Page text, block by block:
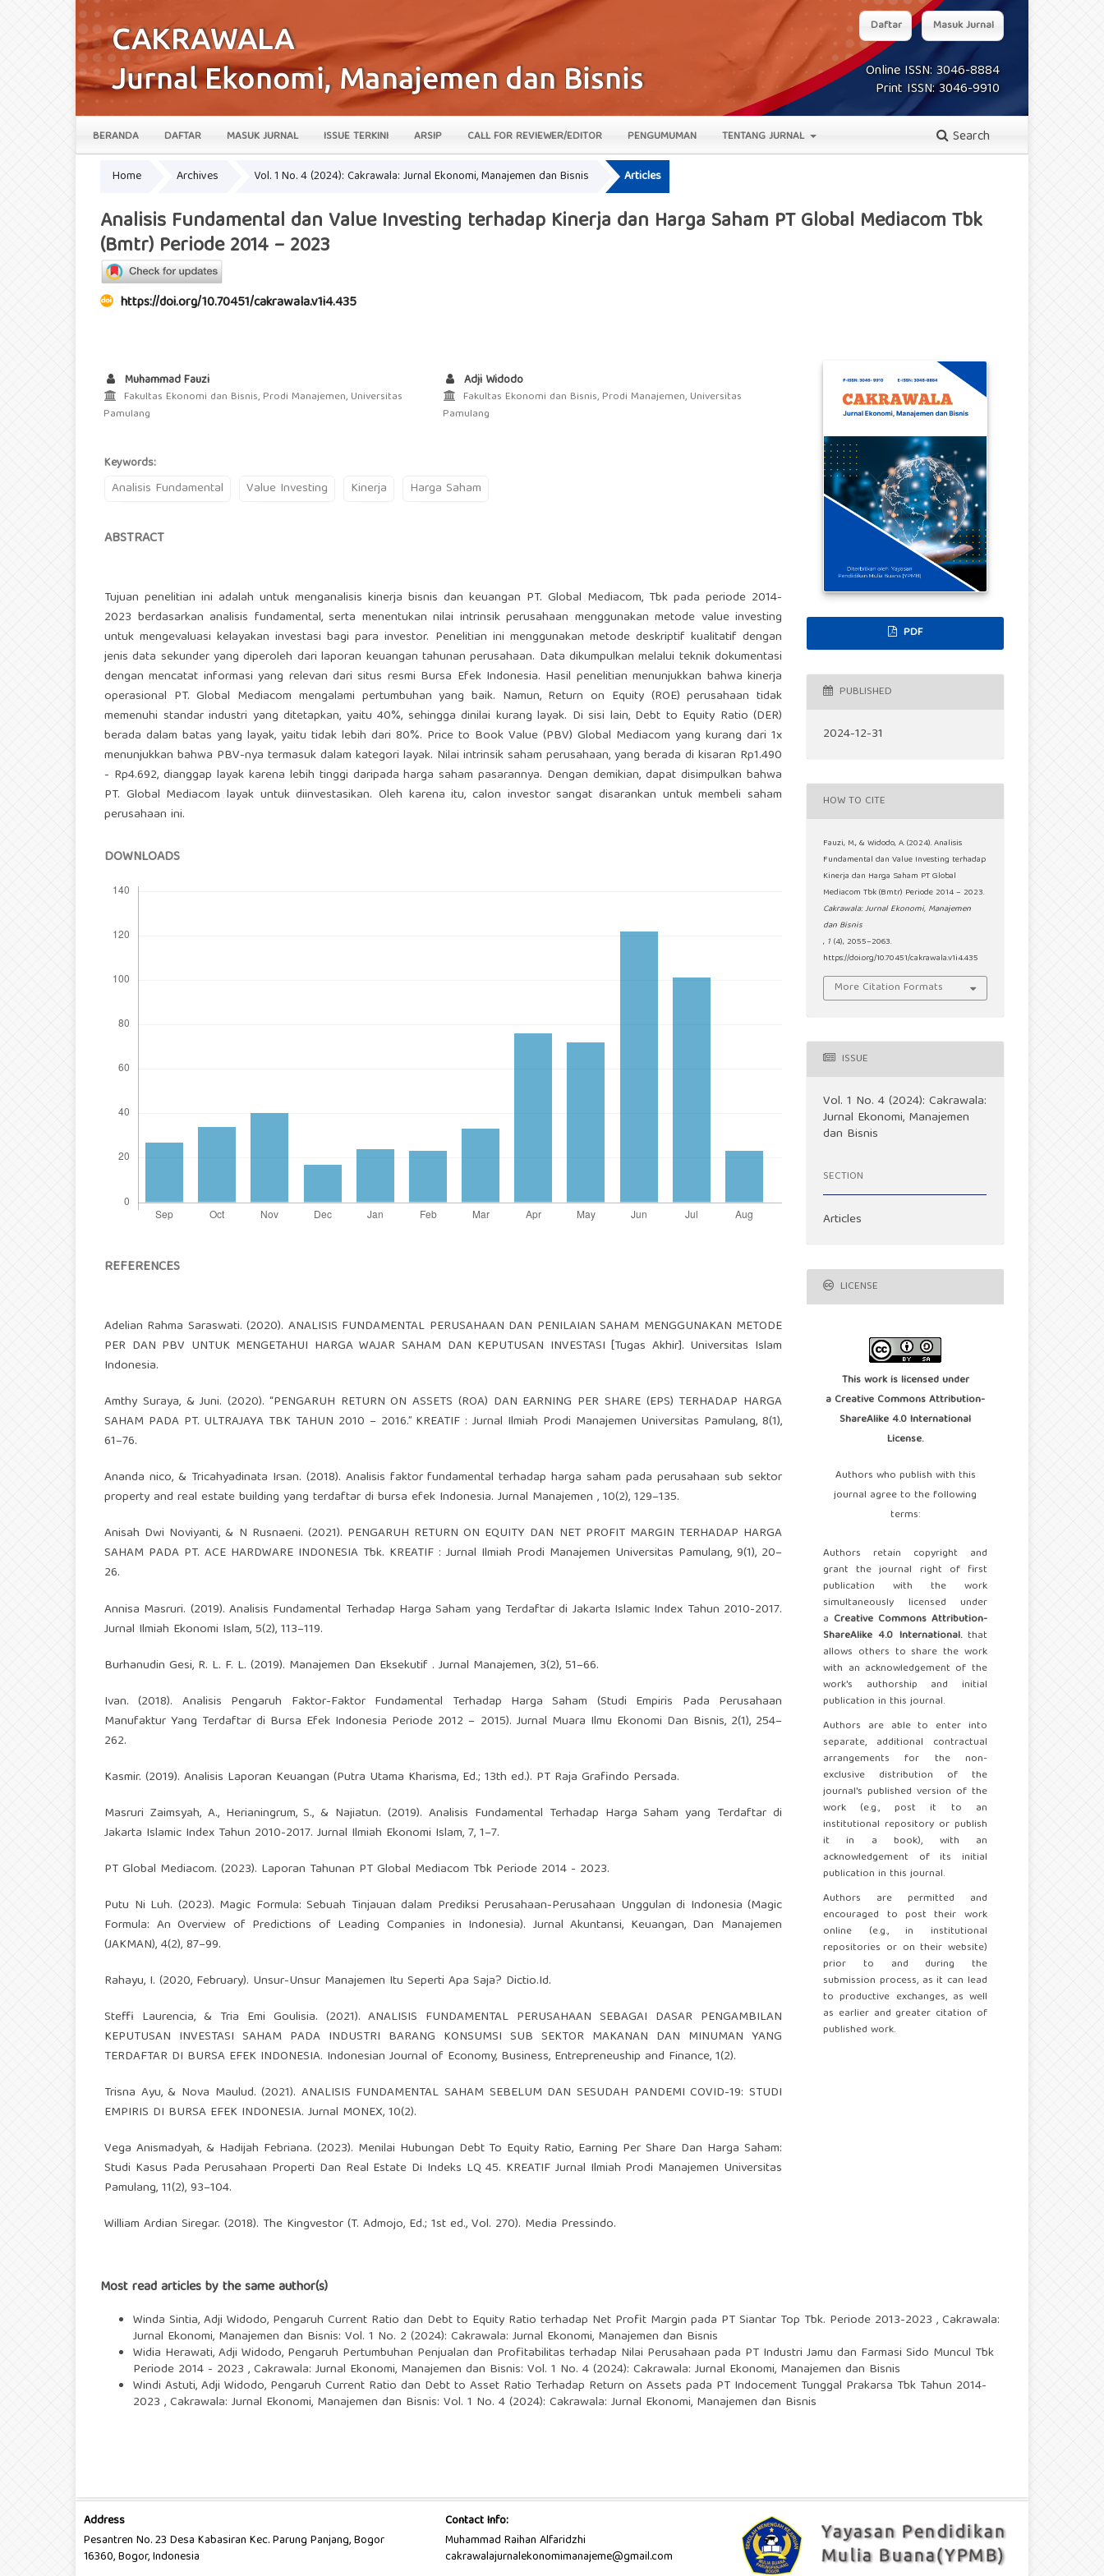
Online ISSN: 3046-8884
Print ISSN: 3046-9910
BERANDA DAFTAR MASUK JURNAL ISSUE TERKINI ARSIP CALL FOR REVIEWER/EDITOR PENGUMUMAN TENTANG JURNAL Search
Daftar Masuk Jurnal
Home Archives Vol. 1 No. 4 (2024): Cakrawala: Jurnal Ekonomi, Manajemen dan Bisnis Articles
Analisis Fundamental dan Value Investing terhadap Kinerja dan Harga Saham PT Global Mediacom Tbk
(Bmtr) Periode 2014 – 2023
https://doi.org/10.70451/cakrawala.v1i4.435
Muhammad Fauzi
Fakultas Ekonomi dan Bisnis, Prodi Manajemen, Universitas
Pamulang
Adji Widodo
Fakultas Ekonomi dan Bisnis, Prodi Manajemen, Universitas
Pamulang
Keywords:
Analisis Fundamental Value Investing Kinerja Harga Saham
ABSTRACT
Tujuan penelitian ini adalah untuk menganalisis kinerja bisnis dan keuangan PT. Global Mediacom, Tbk pada periode 2014-
2023 berdasarkan analisis fundamental, serta menentukan nilai intrinsik perusahaan menggunakan metode value investing
untuk mengevaluasi kelayakan investasi bagi para investor. Penelitian ini menggunakan metode deskriptif kualitatif dengan
jenis data sekunder yang diperoleh dari laporan keuangan tahunan perusahaan. Data dikumpulkan melalui teknik dokumentasi
dengan mencatat informasi yang relevan dari situs resmi Bursa Efek Indonesia. Hasil penelitian menunjukkan bahwa kinerja
operasional PT. Global Mediacom mengalami pertumbuhan yang baik. Namun, Return on Equity (ROE) perusahaan tidak
memenuhi standar industri yang ditetapkan, yaitu 40%, sehingga dinilai kurang layak. Di sisi lain, Debt to Equity Ratio (DER)
berada dalam batas yang layak, yaitu tidak lebih dari 80%. Price to Book Value (PBV) Global Mediacom yang kurang dari 1x
menunjukkan bahwa PBV-nya termasuk dalam kategori layak. Nilai intrinsik saham perusahaan, yang berada di kisaran Rp1.490
- Rp4.692, dianggap layak karena lebih tinggi daripada harga saham pasarannya. Dengan demikian, dapat disimpulkan bahwa
PT. Global Mediacom layak untuk diinvestasikan. Oleh karena itu, calon investor sangat disarankan untuk membeli saham
perusahaan ini.
DOWNLOADS
REFERENCES
Adelian Rahma Saraswati. (2020). ANALISIS FUNDAMENTAL PERUSAHAAN DAN PENILAIAN SAHAM MENGGUNAKAN METODE
PER DAN PBV UNTUK MENGETAHUI HARGA WAJAR SAHAM DAN KEPUTUSAN INVESTASI [Tugas Akhir]. Universitas Islam
Indonesia.
Amthy Suraya, & Juni. (2020). “PENGARUH RETURN ON ASSETS (ROA) DAN EARNING PER SHARE (EPS) TERHADAP HARGA
SAHAM PADA PT. ULTRAJAYA TBK TAHUN 2010 – 2016.” KREATIF : Jurnal Ilmiah Prodi Manajemen Universitas Pamulang, 8(1),
61–76.
Ananda nico, & Tricahyadinata Irsan. (2018). Analisis faktor fundamental terhadap harga saham pada perusahaan sub sektor
property and real estate building yang terdaftar di bursa efek Indonesia. Jurnal Manajemen , 10(2), 129–135.
Anisah Dwi Noviyanti, & N Rusnaeni. (2021). PENGARUH RETURN ON EQUITY DAN NET PROFIT MARGIN TERHADAP HARGA
SAHAM PADA PT. ACE HARDWARE INDONESIA Tbk. KREATIF : Jurnal Ilmiah Prodi Manajemen Universitas Pamulang, 9(1), 20–
26.
Annisa Masruri. (2019). Analisis Fundamental Terhadap Harga Saham yang Terdaftar di Jakarta Islamic Index Tahun 2010-2017.
Jurnal Ilmiah Ekonomi Islam, 5(2), 113–119.
Burhanudin Gesi, R. L. F. L. (2019). Manajemen Dan Eksekutif . Jurnal Manajemen, 3(2), 51–66.
Ivan. (2018). Analisis Pengaruh Faktor-Faktor Fundamental Terhadap Harga Saham (Studi Empiris Pada Perusahaan
Manufaktur Yang Terdaftar di Bursa Efek Indonesia Periode 2012 – 2015). Jurnal Muara Ilmu Ekonomi Dan Bisnis, 2(1), 254–
262.
Kasmir. (2019). Analisis Laporan Keuangan (Putra Utama Kharisma, Ed.; 13th ed.). PT Raja Grafindo Persada.
Masruri Zaimsyah, A., Herianingrum, S., & Najiatun. (2019). Analisis Fundamental Terhadap Harga Saham yang Terdaftar di
Jakarta Islamic Index Tahun 2010-2017. Jurnal Ilmiah Ekonomi Islam, 7, 1–7.
PT Global Mediacom. (2023). Laporan Tahunan PT Global Mediacom Tbk Periode 2014 - 2023.
Putu Ni Luh. (2023). Magic Formula: Sebuah Tinjauan dalam Prediksi Perusahaan-Perusahaan Unggulan di Indonesia (Magic
Formula: An Overview of Predictions of Leading Companies in Indonesia). Jurnal Akuntansi, Keuangan, Dan Manajemen
(JAKMAN), 4(2), 87–99.
Rahayu, I. (2020, February). Unsur-Unsur Manajemen Itu Seperti Apa Saja? Dictio.Id.
Steffi Laurencia, & Tria Emi Goulisia. (2021). ANALISIS FUNDAMENTAL PERUSAHAAN SEBAGAI DASAR PENGAMBILAN
KEPUTUSAN INVESTASI SAHAM PADA INDUSTRI BARANG KONSUMSI SUB SEKTOR MAKANAN DAN MINUMAN YANG
TERDAFTAR DI BURSA EFEK INDONESIA. Indonesian Journal of Economy, Business, Entrepreneuship and Finance, 1(2).
Trisna Ayu, & Nova Maulud. (2021). ANALISIS FUNDAMENTAL SAHAM SEBELUM DAN SESUDAH PANDEMI COVID-19: STUDI
EMPIRIS DI BURSA EFEK INDONESIA. Jurnal MONEX, 10(2).
Vega Anismadyah, & Hadijah Febriana. (2023). Menilai Hubungan Debt To Equity Ratio, Earning Per Share Dan Harga Saham:
Studi Kasus Pada Perusahaan Properti Dan Real Estate Di Indeks LQ 45. KREATIF Jurnal Ilmiah Prodi Manajemen Universitas
Pamulang, 11(2), 93–104.
William Ardian Siregar. (2018). The Kingvestor (T. Admojo, Ed.; 1st ed., Vol. 270). Media Pressindo.
PDF
PUBLISHED
2024-12-31
HOW TO CITE
Fauzi, M., & Widodo, A. (2024). Analisis
Fundamental dan Value Investing terhadap
Kinerja dan Harga Saham PT Global
Mediacom Tbk (Bmtr) Periode 2014 – 2023.
Cakrawala: Jurnal Ekonomi, Manajemen
dan Bisnis
, 1 (4), 2055–2063.
https://doi.org/10.70451/cakrawala.v1i4.435
More Citation Formats
ISSUE
Vol. 1 No. 4 (2024): Cakrawala:
Jurnal Ekonomi, Manajemen
dan Bisnis
SECTION
Articles
LICENSE
This work is licensed under
a Creative Commons Attribution-
ShareAlike 4.0 International
License.
Authors who publish with this
journal agree to the following
terms:
Authors retain copyright and
grant the journal right of first
publication with the work
simultaneously licensed under
a Creative Commons Attribution-
ShareAlike 4.0 International.that
allows others to share the work
with an acknowledgement of the
work's authorship and initial
publication in this journal.
Authors are able to enter into
separate, additional contractual
arrangements for the non-
exclusive distribution of the
journal's published version of the
work (e.g., post it to an
institutional repository or publish
it in a book), with an
acknowledgement of its initial
publication in this journal.
Authors are permitted and
encouraged to post their work
online (e.g., in institutional
repositories or on their website)
prior to and during the
submission process, as it can lead
to productive exchanges, as well
as earlier and greater citation of
published work.
Most read articles by the same author(s)
Winda Sintia, Adji Widodo, Pengaruh Current Ratio dan Debt to Equity Ratio terhadap Net Profit Margin pada PT Siantar Top Tbk. Periode 2013-2023 ,Cakrawala:
Jurnal Ekonomi, Manajemen dan Bisnis: Vol. 1 No. 2 (2024): Cakrawala: Jurnal Ekonomi, Manajemen dan Bisnis
Widia Herawati, Adji Widodo, Pengaruh Pertumbuhan Penjualan dan Profitabilitas terhadap Nilai Perusahaan pada PT Industri Jamu dan Farmasi Sido Muncul Tbk
Periode 2014 - 2023 ,Cakrawala: Jurnal Ekonomi, Manajemen dan Bisnis: Vol. 1 No. 4 (2024): Cakrawala: Jurnal Ekonomi, Manajemen dan Bisnis
Windi Astuti, Adji Widodo, Pengaruh Current Ratio dan Debt to Asset Ratio Terhadap Return on Assets pada PT Indocement Tunggal Prakarsa Tbk Tahun 2014-
2023 ,Cakrawala: Jurnal Ekonomi, Manajemen dan Bisnis: Vol. 1 No. 4 (2024): Cakrawala: Jurnal Ekonomi, Manajemen dan Bisnis
Address
Pesantren No. 23 Desa Kabasiran Kec. Parung Panjang, Bogor
16360, Bogor, Indonesia
Contact Info:
Muhammad Raihan Alfaridzhi
cakrawalajurnalekonomimanajeme@gmail.com